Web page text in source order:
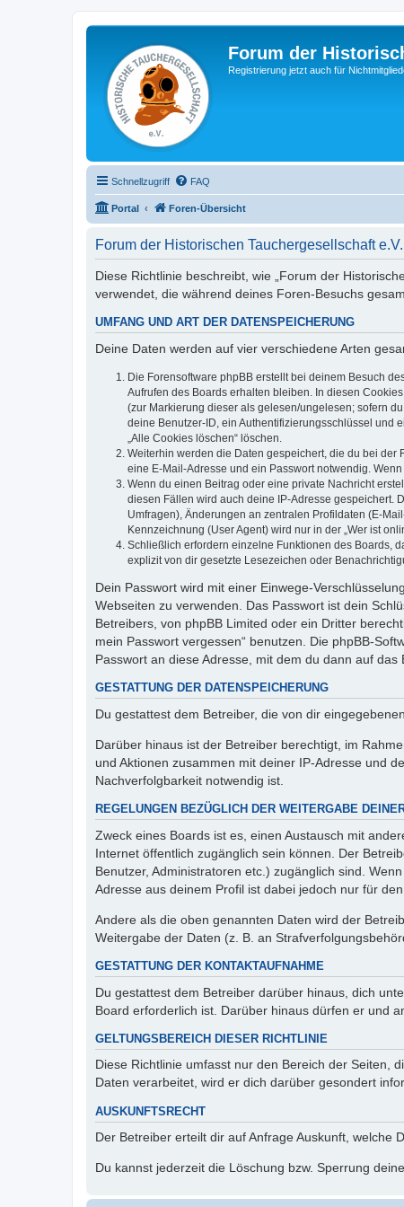
Forum der
Registrierung jetzt auch für
Schnellzugriff FAQ
Portal Foren-Übersicht
Forum der Historischen Tauchergesellschaft
Diese Richtlinie beschreibt, wie „Forum der
verwendet, die während deines Foren-Besuchs
UMFANG UND ART DER DATENSPEICHERUNG
Deine Daten werden auf vier verschiedene Arten
Die Forensoftware phpBB erstellt bei deinem Besuch
Aufrufen des Boards erhalten bleiben. In diesen
(zur Markierung dieser als gelesen/ungelesen; sofern
deine Benutzer-ID, ein Authentifizierungsschlüssel und
„Alle Cookies löschen“ löschen.
Weiterhin werden die Daten gespeichert, die du bei
eine E-Mail-Adresse und ein Passwort notwendig.
Wenn du einen Beitrag oder eine private Nachricht
diesen Fällen wird auch deine IP-Adresse gespeichert.
Umfragen), Änderungen an zentralen Profildaten (E-
Kennzeichnung (User Agent) wird nur in der „Wer ist
Schließlich erfordern einzelne Funktionen des Boards,
explizit von dir gesetzte Lesezeichen oder
Dein Passwort wird mit einer Einwege-
Webseiten zu verwenden. Das Passwort ist dein
Betreibers, von phpBB Limited oder ein Dritter
mein Passwort vergessen“ benutzen. Die phpBB-
Passwort an diese Adresse, mit dem du dann auf das
GESTATTUNG DER DATENSPEICHERUNG
Du gestattest dem Betreiber, die von dir
Darüber hinaus ist der Betreiber berechtigt, im
und Aktionen zusammen mit deiner IP-Adresse und
Nachverfolgbarkeit notwendig ist.
REGELUNGEN BEZÜGLICH DER WEITERGABE
Zweck eines Boards ist es, einen Austausch mit
Internet öffentlich zugänglich sein können. Der
Benutzer, Administratoren etc.) zugänglich sind.
Adresse aus deinem Profil ist dabei jedoch nur für
Andere als die oben genannten Daten wird der
Weitergabe der Daten (z. B. an
GESTATTUNG DER KONTAKTAUFNAHME
Du gestattest dem Betreiber darüber hinaus, dich
Board erforderlich ist. Darüber hinaus dürfen er und
GELTUNGSBEREICH DIESER RICHTLINIE
Diese Richtlinie umfasst nur den Bereich der Seiten,
Daten verarbeitet, wird er dich darüber gesondert
AUSKUNFTSRECHT
Der Betreiber erteilt dir auf Anfrage Auskunft, welche
Du kannst jederzeit die Löschung bzw. Sperrung